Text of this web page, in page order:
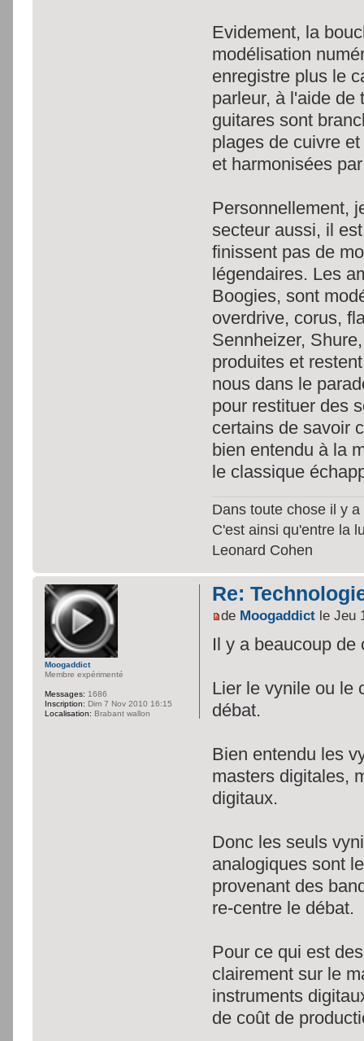
Evidement, la
modélisation
enregistre plus le
parleur, à l'aide de
guitares sont
plages de cuivre
et harmonisées
Personnellement,
secteur aussi, il
finissent pas de
légendaires. Les
Boogies, sont
overdrive, corus,
Sennheizer,
produites et
nous dans le
pour restituer des
certains de savoir
bien entendu à la
le classique
Dans toute chose il y
C'est ainsi qu'entre la
Leonard Cohen
Re:
de Moogaddict le Jeu
Il y a beaucoup
Lier le vynile ou le
débat.
Bien entendu les
masters digitales,
digitaux.
Donc les seuls
analogiques sont
provenant des
re-centre le débat.
Pour ce qui est
clairement sur le
instruments
de coût de
Moogaddict
Membre expérimenté
Messages: 1686
Inscription: Dim 7 Nov 2010 16:15
Localisation: Brabant wallon